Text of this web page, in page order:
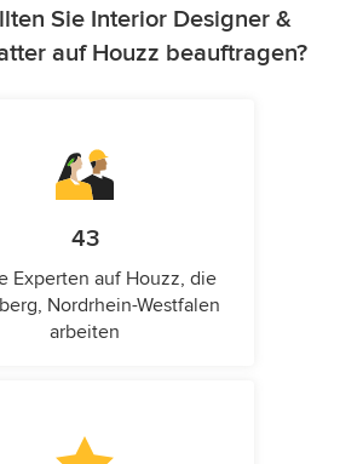
Sie Interior Designer &
auf Houzz beauftragen?
43
Experten auf Houzz, die
Nordrhein-Westfalen
arbeiten